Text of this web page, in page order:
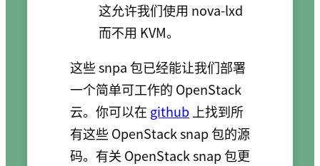
这允许我们使用 nova-lxd
而不用 KVM。
这些 snpa 包已经能让我们部署
一个简单可工作的 OpenStack
云。你可以在 github 上找到所
有这些 OpenStack snap 包的源
码。有关 OpenStack snap 包更